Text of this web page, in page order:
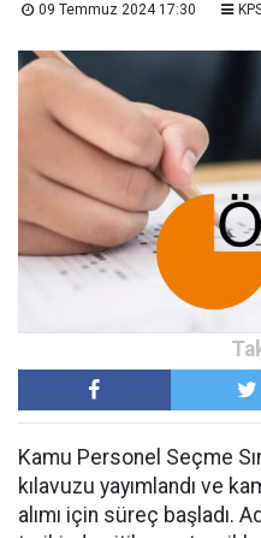
09 Temmuz 2024 17:30
Kamu Personel Seçme
kılavuzu yayımlandı ve
alımı için süreç başladı.